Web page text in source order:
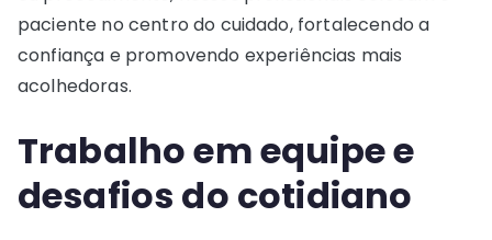
paciente no centro do cuidado, fortalecendo a
confiança e promovendo experiências mais
acolhedoras.
Trabalho em equipe e
desafios do cotidiano